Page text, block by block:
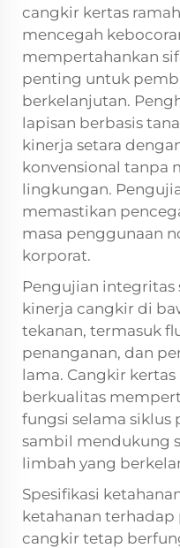
cangkir kertas
mencegah
mempertahankan
penting untuk
berkelanjutan.
lapisan berbasis
kinerja setara
konvensional tanpa
lingkungan.
memastikan
masa penggunaan
korporat.
Pengujian integritas
kinerja cangkir di
tekanan, termasuk
penanganan, dan
lama. Cangkir
berkualitas
fungsi selama siklus
sambil mendukung
limbah yang
Spesifikasi
ketahanan
cangkir tetap